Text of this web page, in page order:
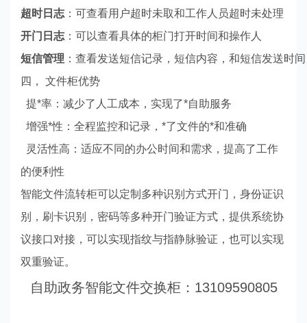
超时日志 ：可查看用户超时未取和工作人员超时未处理
开门日志 ：可以查看具体的柜门打开时间和操作人
短信管理 ：查看发送短信记录，短信内容，和短信发送时间
四， 文件柜优势
提*率：减少了人工成本，实现了*自助服务
增强*性：全程监控和记录，*了文件的*和准确
灵活性高：适应不同的办公时间和需求，提高了工作
的便利性
智能文件流转柜可以定制多种识别方式开门，身份证识
别，刷卡识别，密码等多种开门验证方式，提供系统协
议接口对接，可以实现指纹与指静脉验证，也可以实现
双重验证。
自助政务智能文件交换柜：13109590805